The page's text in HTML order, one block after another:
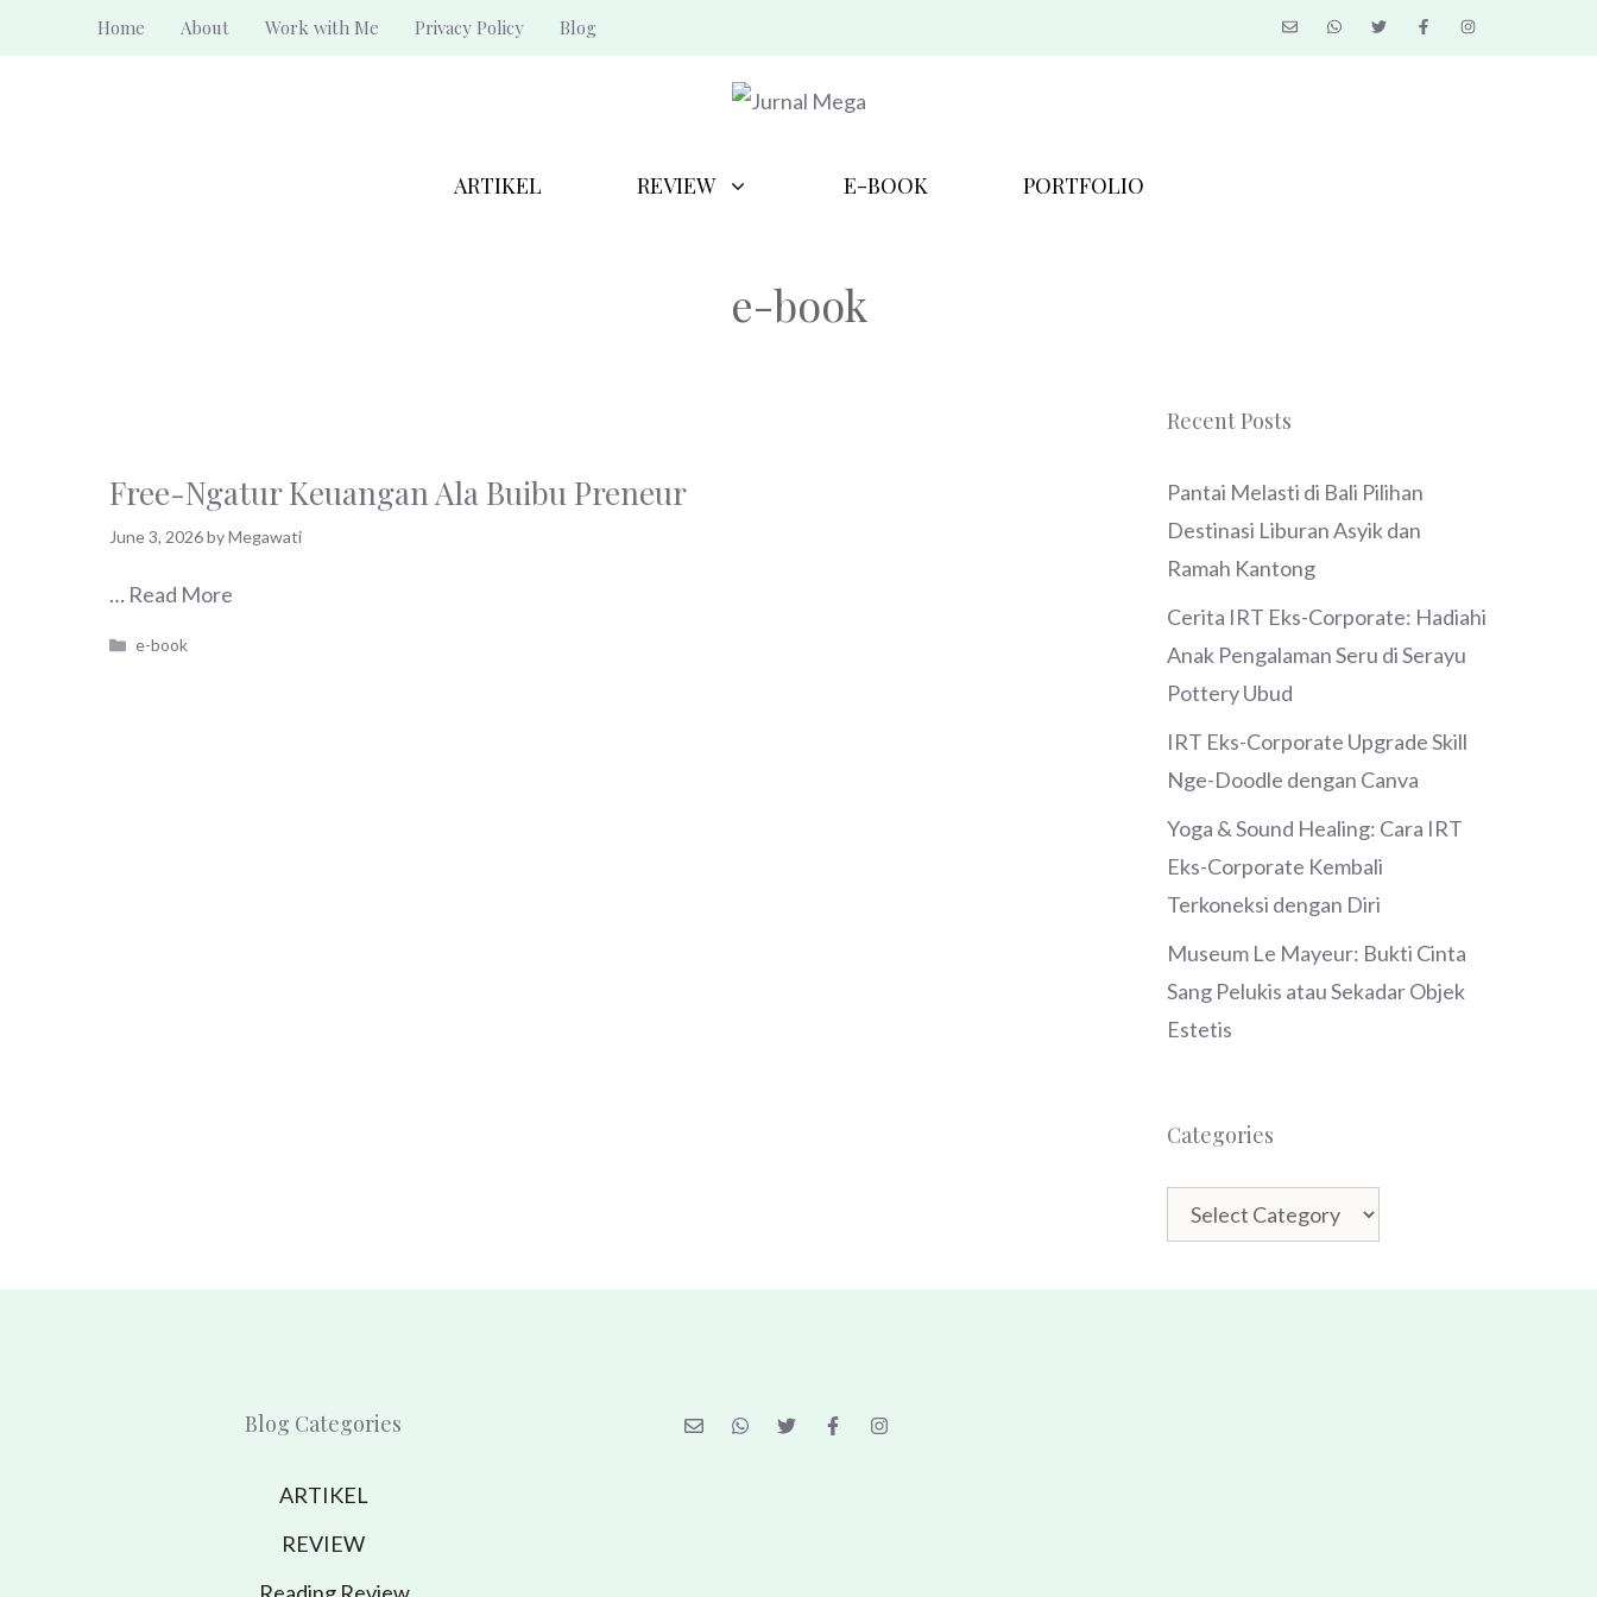
Home About Work with Me Privacy Policy Blog
ARTIKEL REVIEW E-BOOK PORTFOLIO
e-book
Free-Ngatur Keuangan Ala Buibu Preneur
June 3, 2026byMegawati
… Read More
Categories
e-book
Recent Posts
Pantai Melasti di Bali Pilihan
Destinasi Liburan Asyik dan
Ramah Kantong
Cerita IRT Eks-Corporate: Hadiahi
Anak Pengalaman Seru di Serayu
Pottery Ubud
IRT Eks-Corporate Upgrade Skill
Nge-Doodle dengan Canva
Yoga & Sound Healing: Cara IRT
Eks-Corporate Kembali
Terkoneksi dengan Diri
Museum Le Mayeur: Bukti Cinta
Sang Pelukis atau Sekadar Objek
Estetis
Categories
Categories
Blog Categories
ARTIKEL
REVIEW